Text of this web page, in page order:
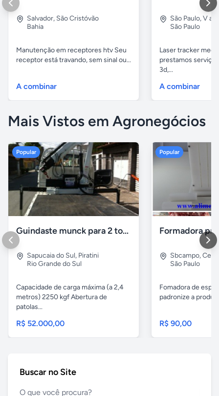
Salvador, São Cristóvão
Bahia
Manutenção em receptores htv Seu
receptor está travando, sem sinal ou...
A combinar
São Paulo,V
São Paulo
Laser tracker
prestamos
3d,...
A combinar
Mais Vistos em Agronegócios
Popular
Guindaste munck para 2 toneladas
Sapucaia do Sul, Piratini
Rio Grande do Sul
Capacidade de carga máxima (a 2,4
metros) 2250 kgf Abertura de
patolas...
R$ 52.000,00
Popular
Sbcampo,
São Paulo
Fomadora de
padronize a
R$ 90,00
Buscar no Site